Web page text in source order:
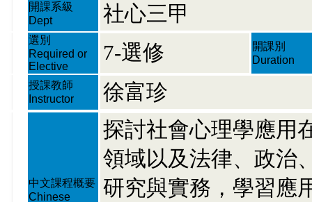
開課系級
Dept
社心三甲
選別
Required or
Elective
7-選修
開課別
Duration
授課教師
Instructor
徐富珍
中文課程概要
Chinese
探討社會心理學應用
領域以及法律、政治
研究與實務，學習應